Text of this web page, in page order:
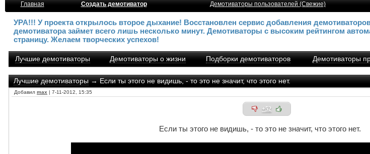
Главная
Создать демотиватор Демотиваторы пользователей (Свежие)
УРА!!! У проекта открылось второе дыхание! Восстановлен сервис добавления
демотиватора займет всего лишь несколько минут. Демотиваторы с высоким рейтингом
страницу. Желаем творческих успехов!
Лучшие демотиваторы Демотиваторы о жизни Подборки демотиваторов Демотиваторы
Лучшие демотиваторы→ Если ты этого не видишь, - то это не значит, что этого нет.
Добавил max | 7-11-2012, 15:35
+52
Если ты этого не видишь, - то это не значит, что этого нет.